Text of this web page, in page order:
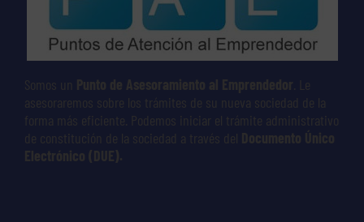
Somos un Punto de Asesoramiento al Emprendedor . Le
asesoraremos sobre los trámites de su nueva sociedad de la
forma más eficiente. Podemos iniciar el trámite administrativo
de constitución de la sociedad a través del Documento Único
Electrónico (DUE).